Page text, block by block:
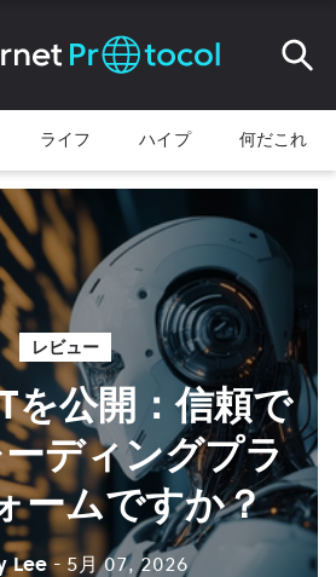
ライフ ハイプ 何だこれ
レビュー
を公開：信頼で
ディングプラ
ームですか？
Lee - 5月 07, 2026